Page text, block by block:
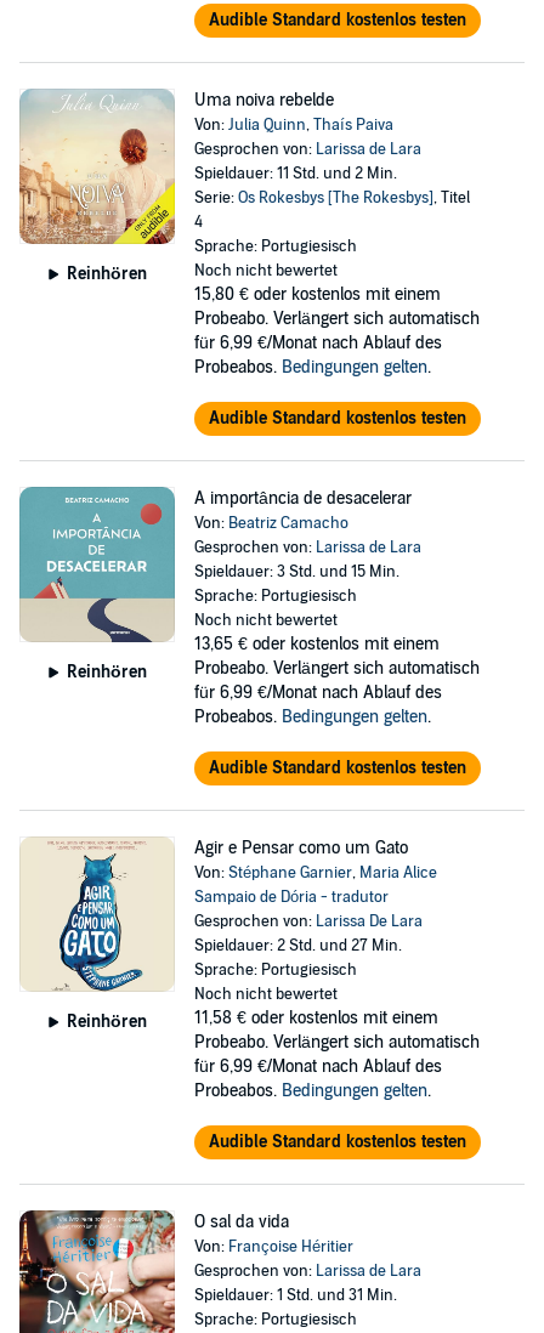
Audible Standard kostenlos testen
Reinhören
Uma noiva rebelde
Von:Julia Quinn,Thaís Paiva
Gesprochen von: Larissa de Lara
Spieldauer: 11 Std. und 2 Min.
Serie:Os Rokesbys [The Rokesbys], Titel
4
Sprache: Portugiesisch
Noch nicht bewertet
15,80 € oder kostenlos mit einem
Probeabo. Verlängert sich automatisch
für 6,99 €/Monat nach Ablauf des
Probeabos. Bedingungen gelten.
Audible Standard kostenlos testen
Reinhören
A importância de desacelerar
Von: Beatriz Camacho
Gesprochen von: Larissa de Lara
Spieldauer: 3 Std. und 15 Min.
Sprache: Portugiesisch
Noch nicht bewertet
13,65 € oder kostenlos mit einem
Probeabo. Verlängert sich automatisch
für 6,99 €/Monat nach Ablauf des
Probeabos. Bedingungen gelten.
Audible Standard kostenlos testen
Reinhören
Agir e Pensar como um Gato
Von:Stéphane Garnier, Maria Alice
Sampaio de Dória - tradutor
Gesprochen von: Larissa De Lara
Spieldauer: 2 Std. und 27 Min.
Sprache: Portugiesisch
Noch nicht bewertet
11,58 € oder kostenlos mit einem
Probeabo. Verlängert sich automatisch
für 6,99 €/Monat nach Ablauf des
Probeabos. Bedingungen gelten.
Audible Standard kostenlos testen
O sal da vida
Von: Françoise Héritier
Gesprochen von: Larissa de Lara
Spieldauer: 1 Std. und 31 Min.
Sprache: Portugiesisch